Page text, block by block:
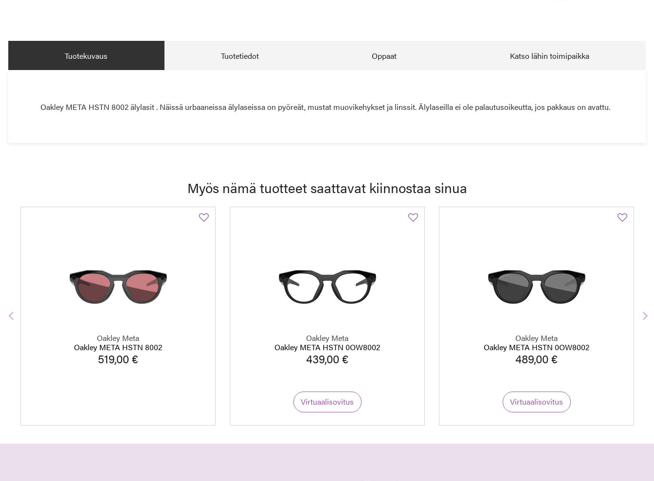
Tuotekuvaus Tuotetiedot Oppaat Katso lähin toimipaikka
Oakley META HSTN 8002 älylasit . Näissä urbaaneissa älylaseissa on pyöreät, mustat muovikehykset ja linssit. Älylaseilla ei ole palautusoikeutta, jos pakkaus on avattu.
Myös nämä tuotteet saattavat kiinnostaa sinua
Oakley Meta
Oakley META HSTN 8002
519,00 €
Oakley Meta
Oakley META HSTN 0OW8002
439,00 €
Virtuaalisovitus
Oakley Meta
Oakley META HSTN 0OW8002
489,00 €
Virtuaalisovitus
Edellinen